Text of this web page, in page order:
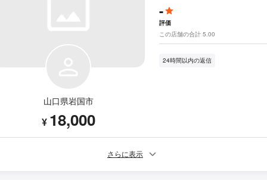
山口県岩国市
¥ 18,000
-
評価
この店舗の合計 5.00
24時間以内の返信
さらに表示